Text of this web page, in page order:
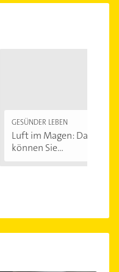
GESÜNDER LEBEN
Luft im Magen: Das
können Sie...